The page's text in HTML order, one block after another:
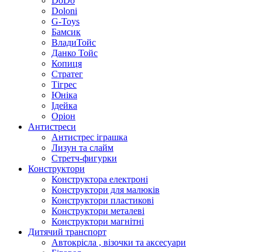
Doloni
G-Toys
Бамсик
ВладиТойс
Данко Тойс
Копиця
Стратег
Тігрес
Юніка
Ідейка
Оріон
Антистреси
Антистрес іграшка
Лизун та слайм
Стретч-фигурки
Конструктори
Конструктора електроні
Конструктори для малюків
Конструктори пластикові
Конструктори металеві
Конструктори магнітні
Дитячий транспорт
Автокрісла , візочки та аксесуари